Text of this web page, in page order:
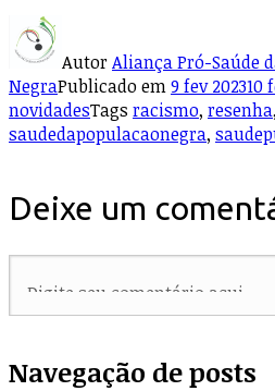
AutorAliança Pró-Saúde
NegraPublicado em9 fev 202310
novidadesTags racismo, resenha,
saudedapopulacaonegra,
Deixe um
Navegação de posts